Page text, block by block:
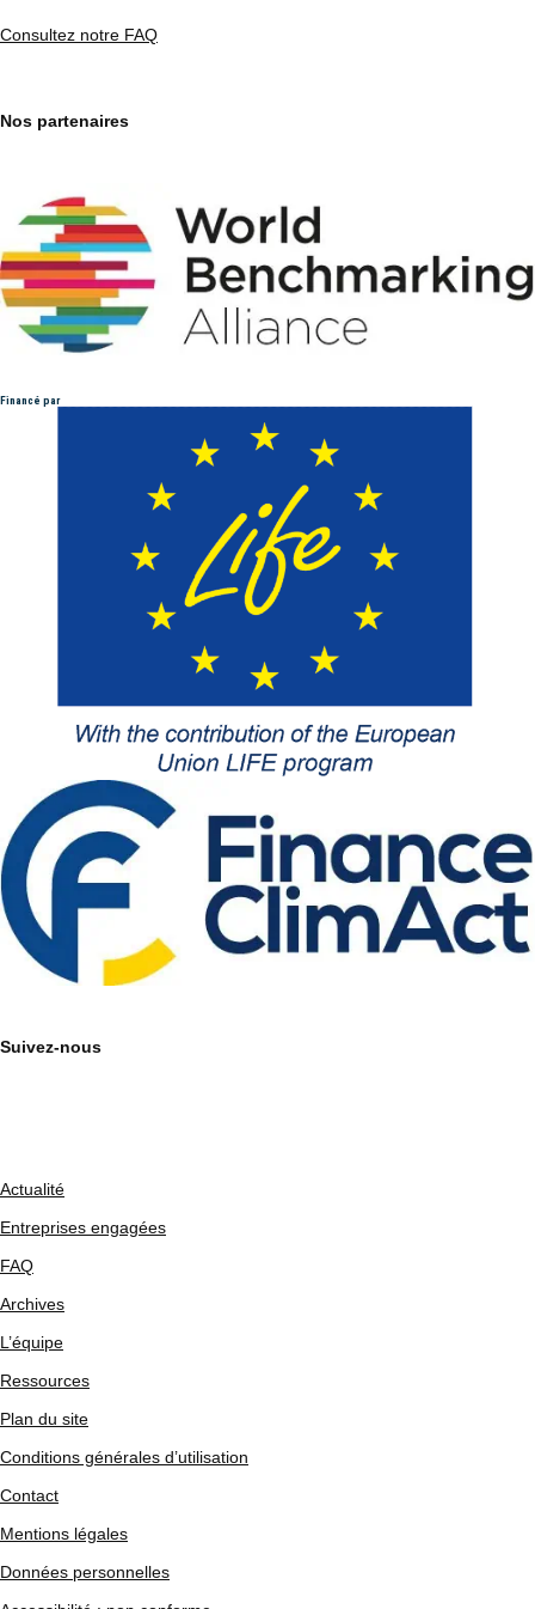
Consultez notre FAQ
Nos partenaires
Financé par
Suivez-nous
Actualité
Entreprises engagées
FAQ
Archives
L’équipe
Ressources
Plan du site
Conditions générales d’utilisation
Contact
Mentions légales
Données personnelles